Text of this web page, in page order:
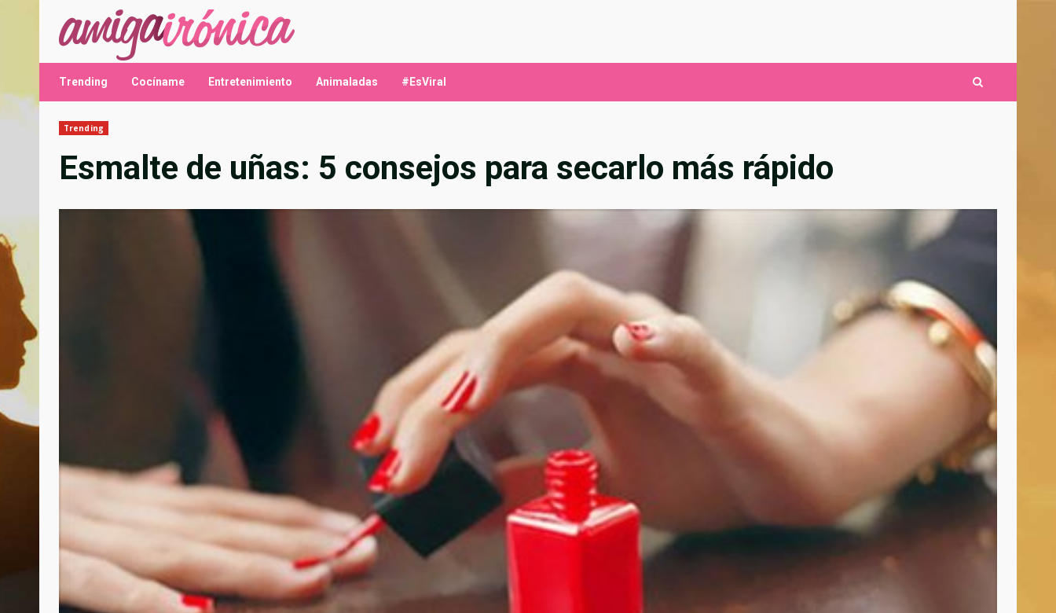
contenido
Trending Cocíname Entretenimiento Animaladas #EsViral
Trending
Esmalte de uñas: 5 consejos para secarlo más rápido